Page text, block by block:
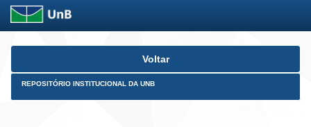
Skip
Voltar
REPOSITÓRIO INSTITUCIONAL DA UNB